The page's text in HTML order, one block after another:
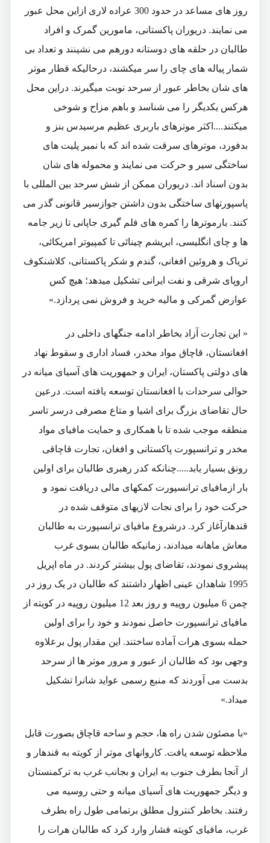
روز های مساعد در حدود 300 عراده لاری ازاین محل عبور
می نمایند. دریوران پاکستانی، مامورین گمرک و افراد
طالبان در حلقه های دوستانه دورهم می نشینند و تعداد بی
شمار پیاله های چای را سر میکشند، درحالیکه قطار موتر
های شان بخاطر عبور از سرحد نوبت میگیرند. دراین محل
هرکس یکدیگر را می شناسد و باهم مزاح و شوخی
میکنند....اکثر موترهای باربری عظیم مرسیدس بنز و
بدفورد، موترهای سرقت شده اند که با نمبر پلیت های
ساختگی سیر و حرکت می نمایند و محموله های شان
بدون اسناد اند. دریوران ممکن از شش سرحد بین المللی با
پاسپورتهای ساختگی بدون داشتن جوازسیر قانونی گذر می
کنند. بارموترها را کمره های فلم گیری جاپانی تا زیر جامه
ها و چای انگلیسی، ابریشم چینائی تا کمپیوتر امریکائی،
تریاک و هروئین افغانی، گندم و شکر پاکستانی، کلاشنکوف
اروپای شرقی و نفت ایرانی تشکیل میدهد؛ هیچ کس
عوارض گمرکی و مالیه خرید و فروش نمی پردازد.»
« این تجارت آزاد بخاطر ادامه جنگهای داخلی در
افغانستان، قاچاق مواد مخدر، فساد اداری و سقوط نهاد
های دولتی پاکستان، ایران و جمهوریت های آسیای میانه در
حوالی سرحدات با افغانستان توسعه یافته است. درعین
حال تقاضای بزرگ برای اشیا و متاع مصرفی درسر تاسر
منطقه موجب شده تا با همکاری و حمایت مافیای مواد
مخدر و ترانسپورت پاکستانی و افغان، تجارت قاچاقی
رونق بسیار یابد.....چنانکه کدر رهبری طالبان برای اولین
بار ازمافیای ترانسپورت کمکهای مالی دریافت نمود و
حرکت خود را برای نجات لازیهای متوقف شده در
قندهارآغاز کرد. درشروع مافیای ترانسپورت به طالبان
معاش ماهانه میدادند، زمانیکه طالبان بسوی غرب
پیشروی نمودند، تقاضای پول بیشتر کردند. در ماه اپریل
1995 شاهدان عینی اظهار داشتند که طالبان در یک روز در
چمن 6 میلیون روپیه و روز بعد 12 میلیون روپیه در کویته از
مافیای ترانسپورت حاصل نمودند و خود را برای اولین
حمله بسوی هرات آماده ساختند. این مقدار پول برعلاوه
وجهی بود که طالبان از عبور و مرور موتر ها از سرحد
بدست می آوردند که منبع رسمی عواید شانرا تشکیل
میداد.»
«با مصئون شدن راه ها، حجم و ساحه قاچاق بصورت قابل
ملاحظه توسعه یافت. کاروانهای موتر از کویته به قندهار و
از آنجا بطرف جنوب به ایران و بجانب غرب به ترکمنستان
و دیگر جمهوریت های آسیای میانه و حتی روسیه می
رفتند. بخاطر کنترول مطلق برتمامی طول راه بطرف
غرب، مافیای کویته فشار وارد کرد که طالبان هرات را